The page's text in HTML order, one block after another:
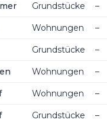
Grundstücke –
Wohnungen –
Grundstücke –
Wohnungen –
Wohnungen –
Grundstücke –